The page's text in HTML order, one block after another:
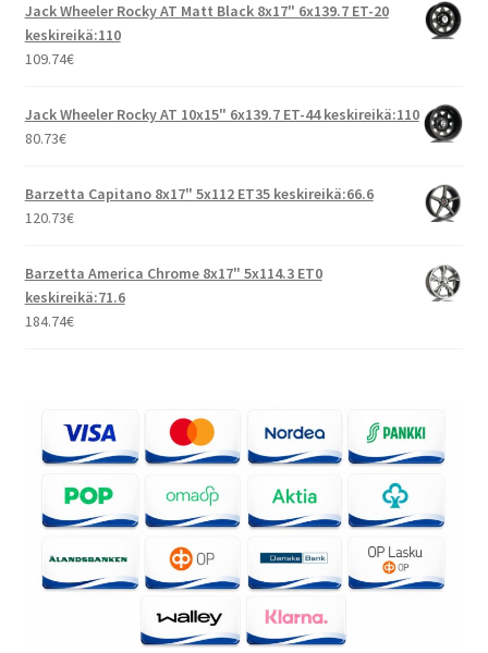
Jack Wheeler Rocky AT Matt Black 8x17" 6x139.7 ET-20
keskireikä:110
109.74€
Jack Wheeler Rocky AT 10x15" 6x139.7 ET-44 keskireikä:110
80.73€
Barzetta Capitano 8x17" 5x112 ET35 keskireikä:66.6
120.73€
Barzetta America Chrome 8x17" 5x114.3 ET0
keskireikä:71.6
184.74€